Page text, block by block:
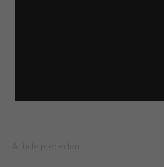
← Article précédent